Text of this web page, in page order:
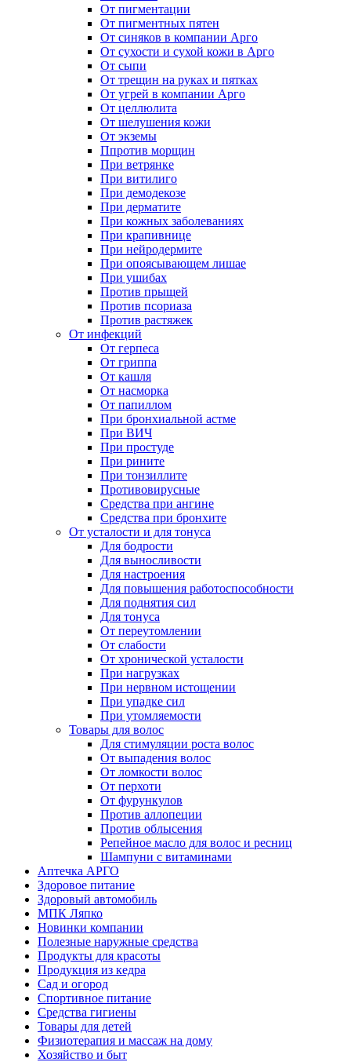
От пигментации
От пигментных пятен
От синяков в компании Арго
От сухости и сухой кожи в Арго
От сыпи
От трещин на руках и пятках
От угрей в компании Арго
От целлюлита
От шелушения кожи
От экземы
Ппротив морщин
При ветрянке
При витилиго
При демодекозе
При дерматите
При кожных заболеваниях
При крапивнице
При нейродермите
При опоясывающем лишае
При ушибах
Против прыщей
Против псориаза
Против растяжек
От инфекций
От герпеса
От гриппа
От кашля
От насморка
От папиллом
При бронхиальной астме
При ВИЧ
При простуде
При рините
При тонзиллите
Противовирусные
Средства при ангине
Средства при бронхите
От усталости и для тонуса
Для бодрости
Для выносливости
Для настроения
Для повышения работоспособности
Для поднятия сил
Для тонуса
От переутомлении
От слабости
От хронической усталости
При нагрузках
При нервном истощении
При упадке сил
При утомляемости
Товары для волос
Для стимуляции роста волос
От выпадения волос
От ломкости волос
От перхоти
От фурункулов
Против аллопеции
Против облысения
Репейное масло для волос и ресниц
Шампуни с витаминами
Аптечка АРГО
Здоровое питание
Здоровый автомобиль
МПК Ляпко
Новинки компании
Полезные наружные средства
Продукты для красоты
Продукция из кедра
Сад и огород
Спортивное питание
Средства гигиены
Товары для детей
Физиотерапия и массаж на дому
Хозяйство и быт